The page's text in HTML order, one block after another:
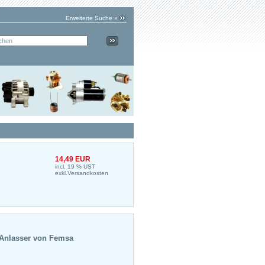
Erweiterte Suche »
14,49 EUR
incl. 19 % UST
exkl. Versandkosten
von Femsa